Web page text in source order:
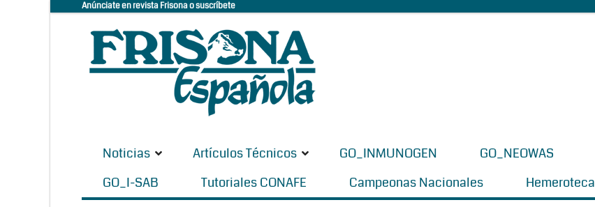
Anúnciate en revista Frisona o suscríbete
Noticias Artículos Técnicos GO_INMUNOGEN GO_NEOWAS
GO_I-SAB
Tutoriales CONAFE Campeonas Nacionales Hemeroteca